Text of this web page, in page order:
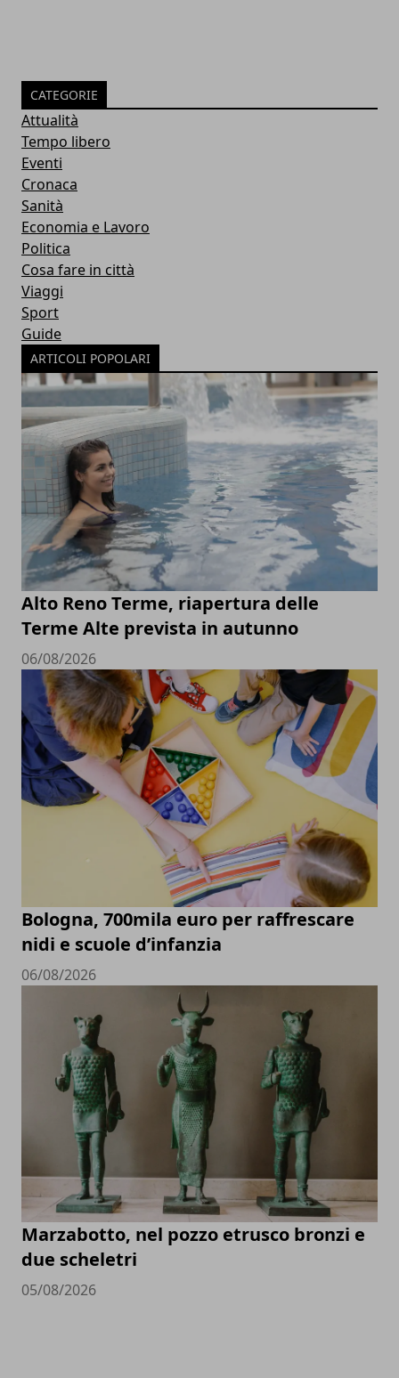
CATEGORIE
Attualità
Tempo libero
Eventi
Cronaca
Sanità
Economia e Lavoro
Politica
Cosa fare in città
Viaggi
Sport
Guide
ARTICOLI POPOLARI
Alto Reno Terme, riapertura delle
Terme Alte prevista in autunno
06/08/2026
Bologna, 700mila euro per raffrescare
nidi e scuole d’infanzia
06/08/2026
Marzabotto, nel pozzo etrusco bronzi e
due scheletri
05/08/2026